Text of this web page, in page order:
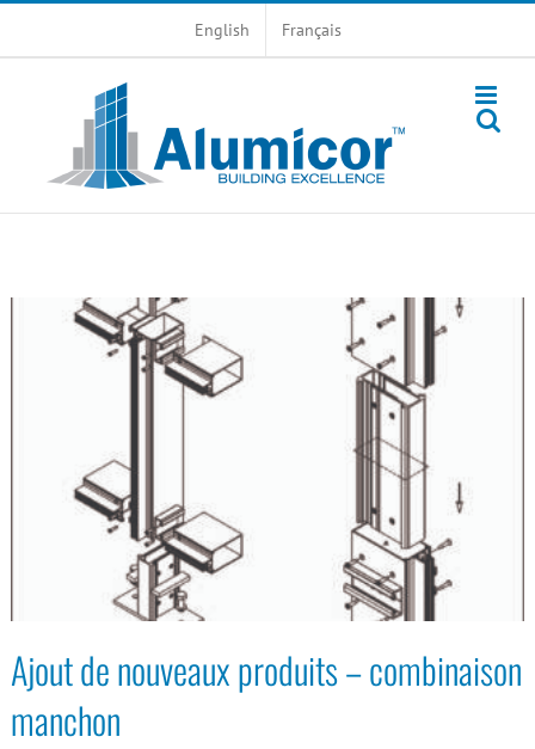
English Français
Ajout de nouveaux produits – combinaison
manchon